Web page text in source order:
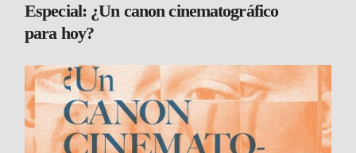
Especial: ¿Un canon cinematográfico
para hoy?